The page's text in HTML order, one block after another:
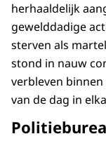
herhaaldelijk
gewelddadige
sterven als
stond in nauw
verbleven
van de dag in